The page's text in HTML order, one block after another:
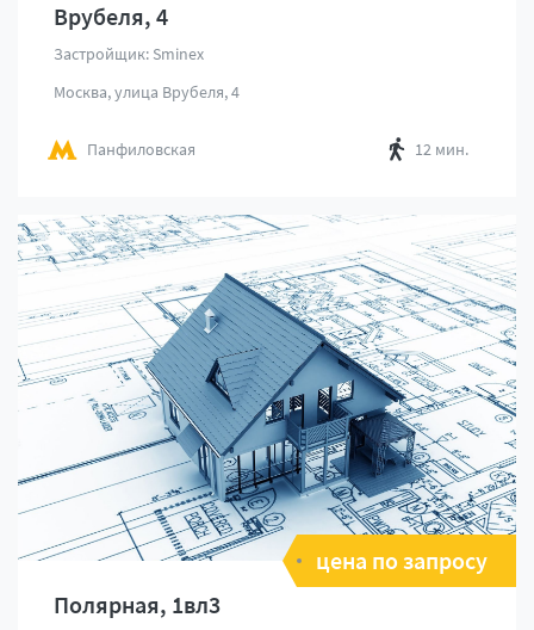
Врубеля, 4
Застройщик: Sminex
Москва, улица Врубеля, 4
Панфиловская 12 мин.
цена по запросу
Полярная, 1вл3